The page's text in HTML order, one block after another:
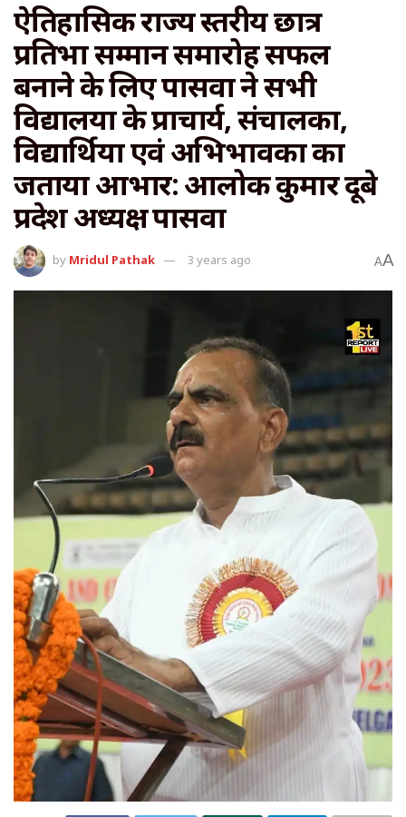
ऐतिहासिक राज्य स्तरीय छात्र
प्रतिभा सम्मान समारोह सफल
बनाने के लिए पासवा ने सभी
विद्यालयों के प्राचार्य, संचालकों,
विद्यार्थियों एवं अभिभावकों का
जताया आभार: आलोक कुमार दूबे
प्रदेश अध्यक्ष पासवा
by Mridul Pathak 3 years ago AA